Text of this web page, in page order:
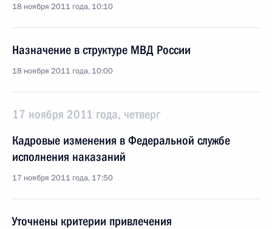
18 ноября 2011 года, 10:10
Назначение в структуре МВД России
18 ноября 2011 года, 10:00
17 ноября 2011 года, четверг
Кадровые изменения в Федеральной службе
исполнения наказаний
17 ноября 2011 года, 17:50
Уточнены критерии привлечения